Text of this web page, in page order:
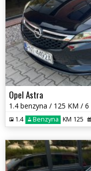
Opel Astra
1.4 Benzyna KM 125